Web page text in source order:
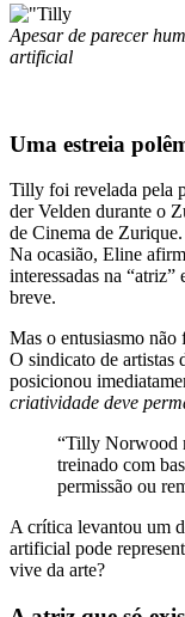
Apesar de parecer
artificial
Uma estreia
Tilly foi revelada pela
der Velden durante o
de Cinema de Zurique.
Na ocasião, Eline
interessadas na
breve.
Mas o entusiasmo
O sindicato de
posicionou
criatividade deve
“Tilly Norwood
treinado com
permissão ou
A crítica levantou um
artificial pode
vive da arte?